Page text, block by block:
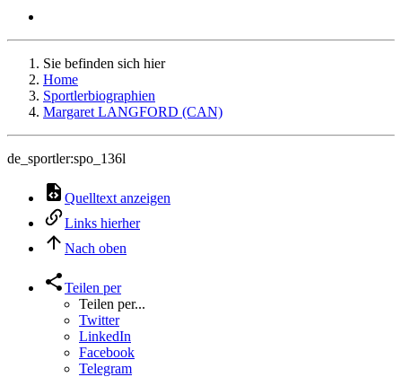
Sie befinden sich hier
Home
Sportlerbiographien
Margaret LANGFORD (CAN)
de_sportler:spo_136l
Quelltext anzeigen
Links hierher
Nach oben
Teilen per
Teilen per...
Twitter
LinkedIn
Facebook
Telegram